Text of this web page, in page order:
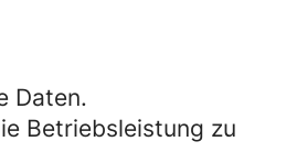
Daten.
Betriebsleistung zu